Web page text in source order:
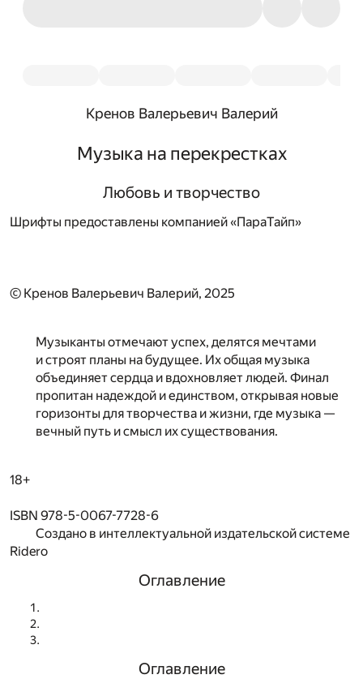
Кренов Валерьевич Валерий
Музыка на перекрестках
Любовь и творчество
Шрифты предоставлены компанией «ПараТайп»
© Кренов Валерьевич Валерий, 2025
Музыканты отмечают успех, делятся мечтами
и строят планы на будущее. Их общая музыка
объединяет сердца и вдохновляет людей. Финал
пропитан надеждой и единством, открывая новые
горизонты для творчества и жизни, где музыка —
вечный путь и смысл их существования.
18+
ISBN 978-5-0067-7728-6
Создано в интеллектуальной издательской системе
Ridero
Оглавление
Оглавление